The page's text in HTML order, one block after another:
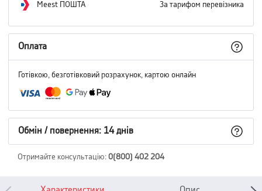
Meest ПОШТА За тарифом перевізника
Оплата
Готівкою, безготівковий розрахунок, картою онлайн
Обмін / повернення: 14 днів
Отримайте консультацію: 0(800) 402 204